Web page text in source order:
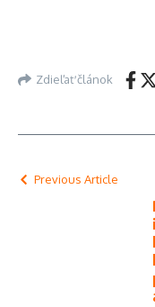
Zdieľať článok
Previous Article